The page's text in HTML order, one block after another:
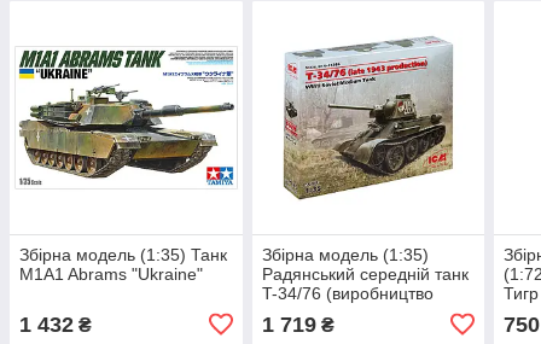
Збірна модель (1:35) Танк
M1A1 Abrams "Ukraine"
1 432 ₴
Збірна модель (1:35)
Радянський середній танк
T-34/76 (виробництво
1 719₴
Тигр
750